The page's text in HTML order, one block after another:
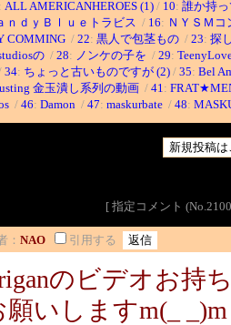
: ALL AMERICANHEROES (1) / 10: 誰か持
ｎｄｙＢｌｕｅトラビス / 16: ＮＹＳＭ
COMMING / 22: 黒人で包茎もの / 23: 探
の / 28: ノンケの子を / 29:
34: ちょっと古いものですが (2) / 35: Bel
金玉潰し系列の動画 / 41:
/ 46: Damon / 47: maskurbate / 48:
[ 指定コメント
： NAO 引用する
のビデオお持
いしますm(_ _)m